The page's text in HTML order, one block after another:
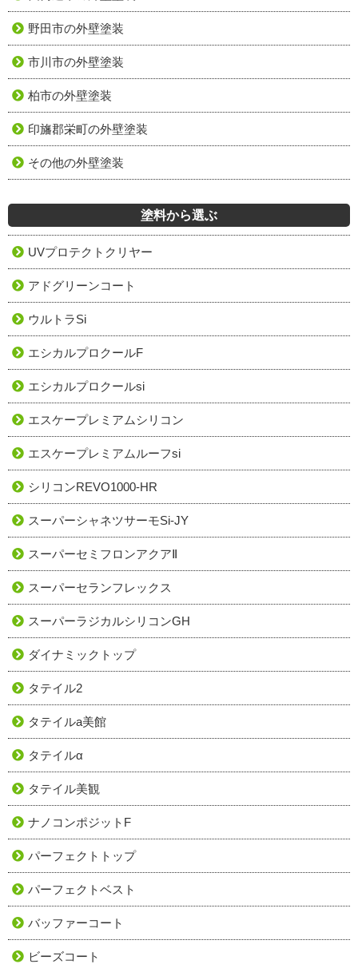
野田市の外壁塗装
市川市の外壁塗装
柏市の外壁塗装
印旛郡栄町の外壁塗装
その他の外壁塗装
塗料から選ぶ
UVプロテクトクリヤー
アドグリーンコート
ウルトラSi
エシカルプロクールF
エシカルプロクールsi
エスケープレミアムシリコン
エスケープレミアムルーフsi
シリコンREVO1000-HR
スーパーシャネツサーモSi-JY
スーパーセミフロンアクアⅡ
スーパーセランフレックス
スーパーラジカルシリコンGH
ダイナミックトップ
タテイル2
タテイルa美館
タテイルα
タテイル美観
ナノコンポジットF
パーフェクトトップ
パーフェクトベスト
バッファーコート
ビーズコート